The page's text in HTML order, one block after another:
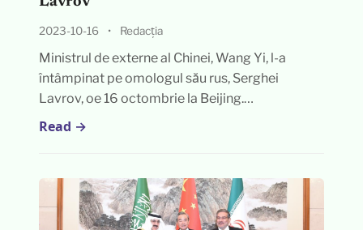
2023-10-16 • Redacția
Ministrul de externe al Chinei, Wang Yi, l-a
întâmpinat pe omologul său rus, Serghei
Lavrov, oe 16 octombrie la Beijing.…
Read →